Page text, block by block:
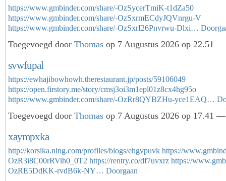
https://www.gmbinder.com/share/-OzSycerTmiK-t1dZa50
https://www.gmbinder.com/share/-OzSxrmECdyJQVnrgu-V
https://www.gmbinder.com/share/-OzSxrI26Pnvrwu-Dlxi…
Toegevoegd door Thomas op 7 Augustus 2026 op 22.51 —
svwfupal
https://ewhajibowhowh.therestaurant.jp/posts/59106049
https://open.firstory.me/story/cmsj3oi3m1epl01z8cx4hg95o
https://www.gmbinder.com/share/-OzRr8QYBZHu-yce1EAQ…
Toegevoegd door Thomas op 7 Augustus 2026 op 17.41 —
xaympxka
http://korsika.ning.com/profiles/blogs/ehgvpuvk https://
OzR3i8C00rRVih0_0T2 https://rentry.co/df7uvxrz https://
OzRE5DdKK-rvdB6k-NY… Doorgaan